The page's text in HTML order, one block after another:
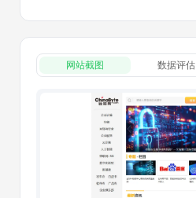
网站截图 数据评估